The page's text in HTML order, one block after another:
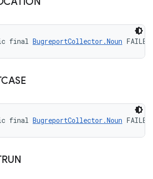
final BugreportCollector.Noun
final BugreportCollector.Noun